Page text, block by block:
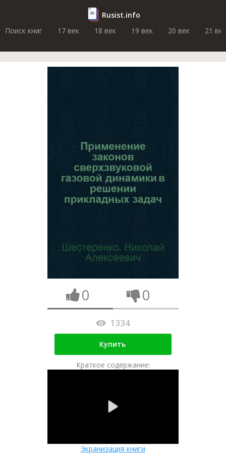
Rusist.info
Поиск книг
17 век 18 век 19 век 20 век 21 век
0 0
1334
Купить
Краткое содержание:
Экранизация книги